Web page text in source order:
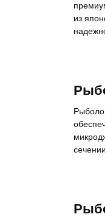
из
сечении.